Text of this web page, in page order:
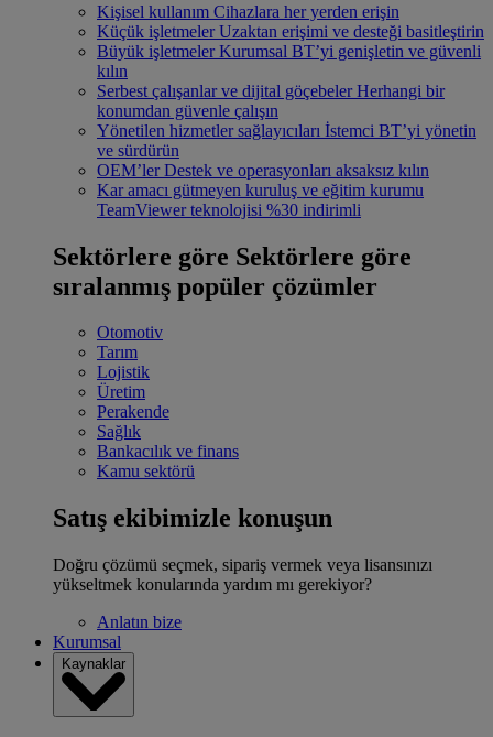
Kişisel kullanım Cihazlara her yerden erişin
Küçük işletmeler Uzaktan erişimi ve desteği basitleştirin
Büyük işletmeler Kurumsal BT’yi genişletin ve güvenli
kılın
Serbest çalışanlar ve dijital göçebeler Herhangi bir
konumdan güvenle çalışın
Yönetilen hizmetler sağlayıcıları İstemci BT’yi yönetin
ve sürdürün
OEM’ler Destek ve operasyonları aksaksız kılın
Kar amacı gütmeyen kuruluş ve eğitim kurumu
TeamViewer teknolojisi %30 indirimli
Sektörlere göre Sektörlere göre
sıralanmış popüler çözümler
Otomotiv
Tarım
Lojistik
Üretim
Perakende
Sağlık
Bankacılık ve finans
Kamu sektörü
Satış ekibimizle konuşun
Doğru çözümü seçmek, sipariş vermek veya lisansınızı
yükseltmek konularında yardım mı gerekiyor?
Anlatın bize
Kurumsal
Kaynaklar